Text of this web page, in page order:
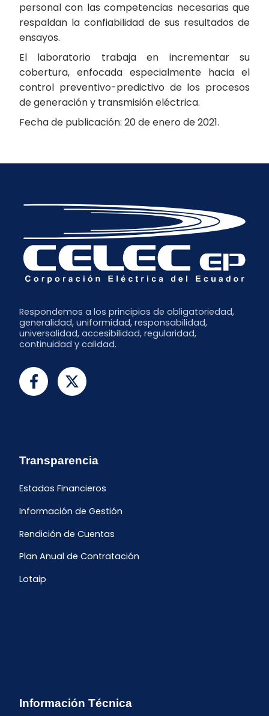
personal con las competencias necesarias que
respaldan la confiabilidad de sus resultados de
ensayos.
El laboratorio trabaja en incrementar su
cobertura, enfocada especialmente hacia el
control preventivo-predictivo de los procesos
de generación y transmisión eléctrica.
Fecha de publicación: 20 de enero de 2021.
Respondemos a los principios de obligatoriedad,
generalidad, uniformidad, responsabilidad,
universalidad, accesibilidad, regularidad,
continuidad y calidad.
Transparencia
Estados Financieros
Información de Gestión
Rendición de Cuentas
Plan Anual de Contratación
Lotaip
Información Técnica